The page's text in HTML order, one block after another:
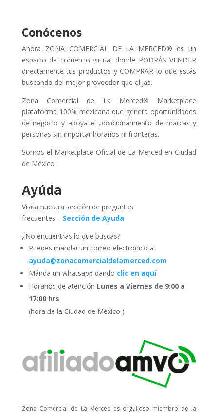
Conócenos
Ahora ZONA COMERCIAL DE LA MERCED® es un
espacio de comercio virtual donde PODRÁS VENDER
directamente tus productos y COMPRAR lo que estás
buscando del mejor proveedor que elijas.
Zona Comercial de La Merced® Marketplace
plataforma 100% mexicana que genera oportunidades
de negocio y apoya el posicionamiento de marcas y
personas sin importar horarios ni fronteras.
Somos el Marketplace Oficial de La Merced en Ciudad
de México.
Ayúda
Visita nuestra sección de preguntas
frecuentes… Sección de Ayuda
¿No encuentras lo que buscas?
Puedes mandar un correo electrónico a
ayuda@zonacomercialdelamerced.com
Mánda un whatsapp dando clic en aquí
Horarios de atención Lunes a Viernes de 9:00 a
17:00 hrs
(hora de la Ciudad de México )
Zona Comercial de La Merced es orgulloso miembro de la